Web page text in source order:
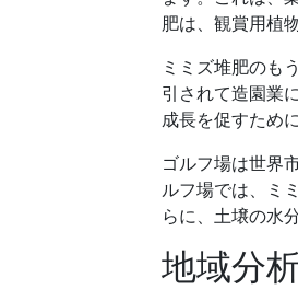
肥は、観賞用植
ミミズ堆肥のも
引されて造園業
成長を促すため
ゴルフ場は世界
ルフ場では、ミ
らに、土壌の水
地域分